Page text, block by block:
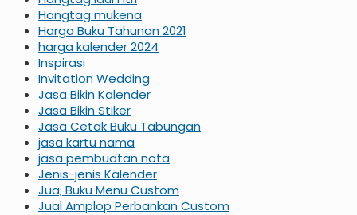
Hangtag mukena
Harga Buku Tahunan 2021
harga kalender 2024
Inspirasi
Invitation Wedding
Jasa Bikin Kalender
Jasa Bikin Stiker
Jasa Cetak Buku Tabungan
jasa kartu nama
jasa pembuatan nota
Jenis-jenis Kalender
Jua; Buku Menu Custom
Jual Amplop Perbankan Custom